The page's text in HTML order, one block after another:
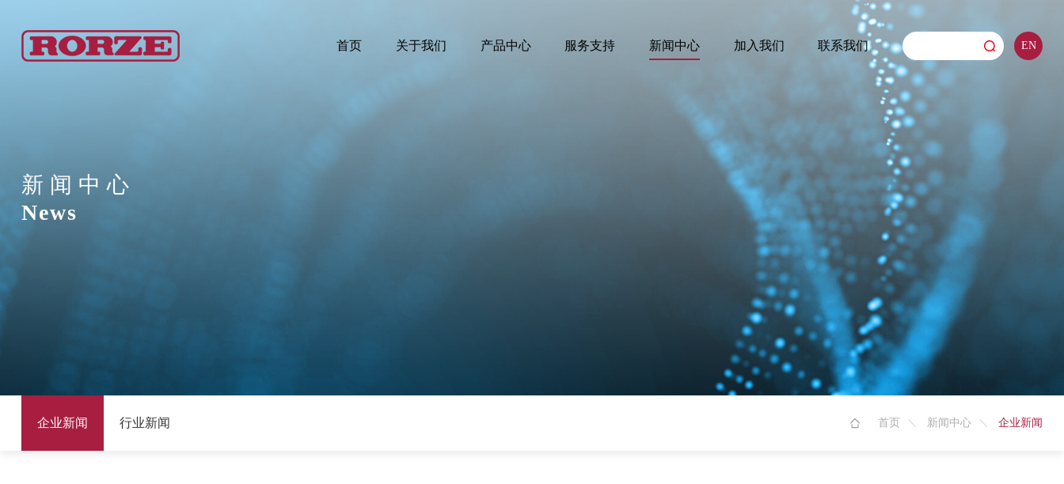
EN
首页 关于我们 产品中心 服务支持 新闻中心 加入我们 联系我们
新闻中心
News
企业新闻 行业新闻 首页 新闻中心 企业新闻